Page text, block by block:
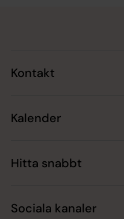
Kontakt
Kalender
Hitta snabbt
Sociala kanaler